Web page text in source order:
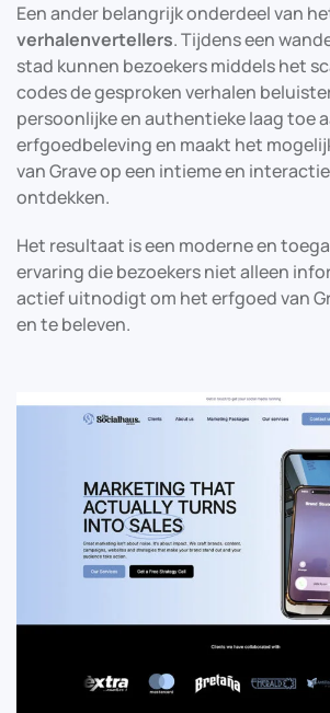
Een ander belangrijk onderdeel van
verhalenvertellers. Tijdens een
stad kunnen bezoekers middels het
codes de gesproken verhalen
persoonlijke en authentieke laag toe
erfgoedbeleving en maakt het
van Grave op een intieme en
ontdekken.
Het resultaat is een moderne en
ervaring die bezoekers niet alleen
actief uitnodigt om het erfgoed van
en te beleven.